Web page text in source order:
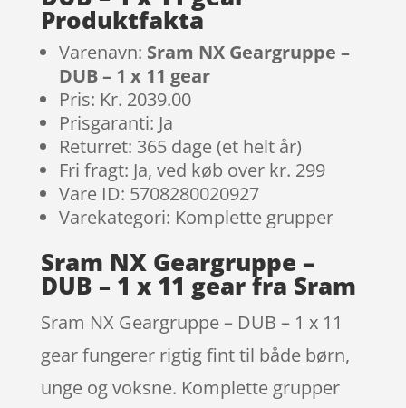
Produktfakta
Varenavn: Sram NX Geargruppe –
DUB – 1 x 11 gear
Pris: Kr. 2039.00
Prisgaranti: Ja
Returret: 365 dage (et helt år)
Fri fragt: Ja, ved køb over kr. 299
Vare ID: 5708280020927
Varekategori: Komplette grupper
Sram NX Geargruppe –
DUB – 1 x 11 gear fra Sram
Sram NX Geargruppe – DUB – 1 x 11
gear fungerer rigtig fint til både børn,
unge og voksne. Komplette grupper